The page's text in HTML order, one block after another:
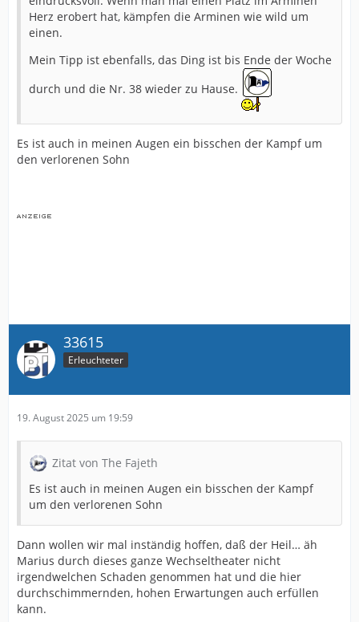
Herz erobert hat, kämpfen die Arminen wie wild um
einen.
Mein Tipp ist ebenfalls, das Ding ist bis Ende der Woche
durch und die Nr. 38 wieder zu Hause.
Es ist auch in meinen Augen ein bisschen der Kampf um
den verlorenen Sohn
33615
Erleuchteter
19. August 2025 um 19:59
Zitat von The Fajeth
Es ist auch in meinen Augen ein bisschen der Kampf
um den verlorenen Sohn
Dann wollen wir mal inständig hoffen, daß der Heil… äh
Marius durch dieses ganze Wechseltheater nicht
irgendwelchen Schaden genommen hat und die hier
durchschimmernden, hohen Erwartungen auch erfüllen
kann.